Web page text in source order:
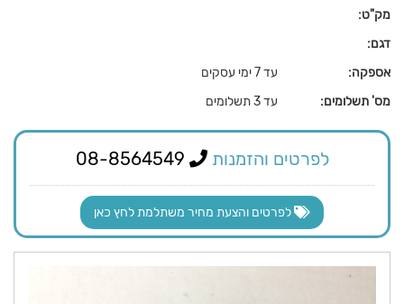
מק"ט:
דגם:
אספקה:
עד 7 ימי עסקים
מס' תשלומים:
עד 3 תשלומים
לפרטים והזמנות
לפרטים והצעת מחיר משתלמת לחץ כאן